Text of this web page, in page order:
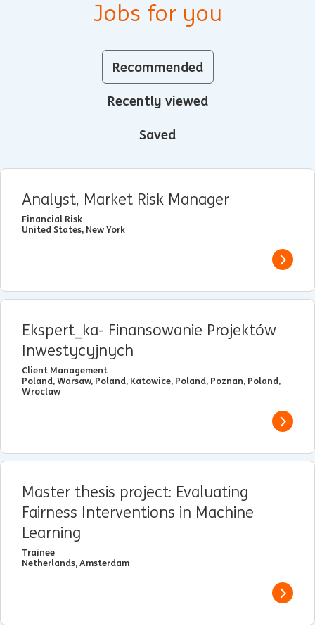
Jobs for you
Recommended
Recently viewed
Saved
Analyst, Market Risk Manager
Financial Risk
United States, New York
View
Ekspert_ka- Finansowanie Projektów
Inwestycyjnych
Client Management
Poland, Warsaw, Poland, Katowice, Poland, Poznan, Poland,
Wroclaw
View
Master thesis project: Evaluating
Fairness Interventions in Machine
Learning
Trainee
Netherlands, Amsterdam
View